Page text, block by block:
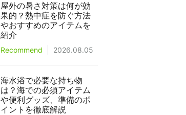
屋外の暑さ対策は何が効
果的？熱中症を防ぐ方法
やおすすめのアイテムを
紹介
Recommend 2026.08.05
海水浴で必要な持ち物
は？海での必須アイテム
や便利グッズ、準備のポ
イントを徹底解説